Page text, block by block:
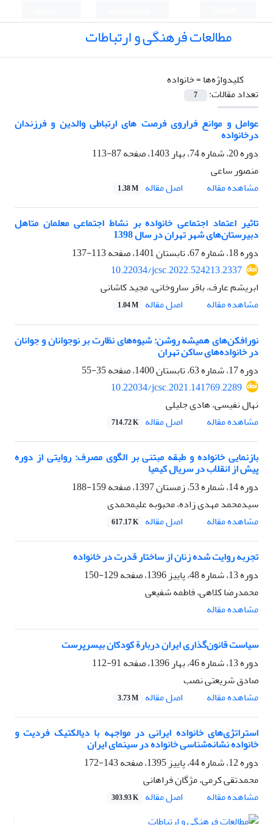
مطالعات فرهنگی و ارتباطات
کلیدواژه‌ها =خانواده
تعداد مقالات:
7
عوامل و موانع فراروی فرصت های ارتباطی والدین و فرزندان
درخانواده
دوره 20، شماره 74، بهار 1403، صفحه
87-113
منصور ساعی
مشاهده مقاله
اصل مقاله 1.38 M
تاثیر اعتماد اجتماعی خانواده بر نشاط اجتماعی معلمان متاهل
دبیرستان‌های شهر تهران در سال 1398
دوره 18، شماره 67، تابستان 1401، صفحه
113-137
10.22034/jcsc.2022.524213.2337
ابریشم عارف، باقر ساروخانی، مجید کاشانی
مشاهده مقاله
اصل مقاله 1.04 M
نورافکن‌های همیشه روشن: شیوه‌های نظارت بر نوجوانان و جوانان
در خانواده‌های ساکن تهران
دوره 17، شماره 63، تابستان 1400، صفحه
35-55
10.22034/jcsc.2021.141769.2289
نهال نفیسی، هادی جلیلی
مشاهده مقاله
اصل مقاله 714.72 K
بازنمایی خانواده و طبقه مبتنی بر الگوی مصرف: روایتی از دوره
پیش از انقلاب در سریال کیمیا
دوره 14، شماره 53، زمستان 1397، صفحه
159-188
سیدمحمد مهدی زاده، محبوبه علیمحمدی
مشاهده مقاله
اصل مقاله 617.17 K
تجربه روایت شده زنان از ساختار قدرت در خانواده
دوره 13، شماره 48، پاییز 1396، صفحه
129-150
محمدرضا کلاهی، فاطمه شفیعی
مشاهده مقاله
سیاست قانون‌گذاری ایران دربارة کودکان بی‏سرپرست
دوره 13، شماره 46، بهار 1396، صفحه
91-112
صادق شریعتی نصب
مشاهده مقاله
اصل مقاله 3.73 M
استراتژی‌های خانواده ایرانی در مواجهه با دیالکتیک فردیت و
خانواده نشانه‌شناسی خانواده در سینمای ایران
دوره 12، شماره 44، پاییز 1395، صفحه
143-172
محمدتقی کرمی، مژگان فراهانی
مشاهده مقاله
اصل مقاله 303.93 K